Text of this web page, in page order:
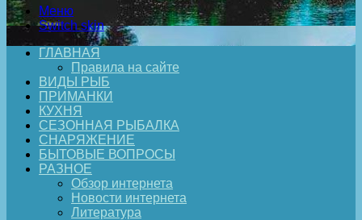
Меню
Switch skin
ГЛАВНАЯ
Правила на сайте
ВИДЫ РЫБ
ПРИМАНКИ
КУХНЯ
СЕЗОННАЯ РЫБАЛКА
СНАРЯЖЕНИЕ
БЫТОВЫЕ ВОПРОСЫ
РАЗНОЕ
Обзор интернета
Новости интернета
Литература